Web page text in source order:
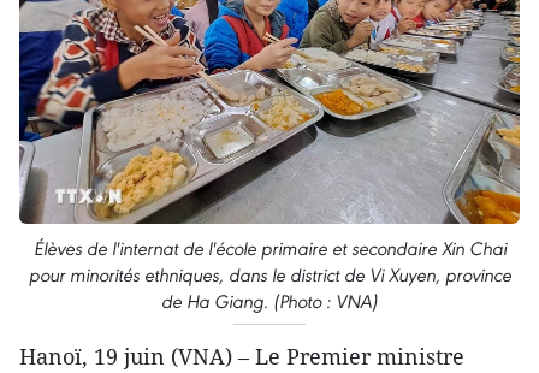
Élèves de l'internat de l'école primaire et secondaire Xin Chai
pour minorités ethniques, dans le district de Vi Xuyen, province
de Ha Giang. (Photo : VNA)
Hanoï, 19 juin (VNA) – Le Premier ministre